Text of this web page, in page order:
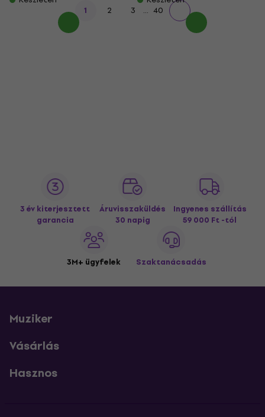
1 2 3 ... 40
3 év kiterjesztett
garancia
Áruvisszaküldés
30 napig
Ingyenes szállítás
59 000 Ft -tól
3M+ ügyfelek Szaktanácsadás
Muziker
Vásárlás
Hasznos